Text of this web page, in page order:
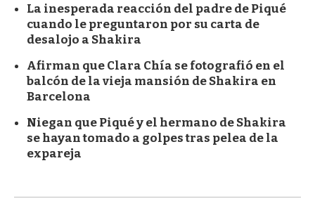
La inesperada reacción del padre de Piqué
cuando le preguntaron por su carta de
desalojo a Shakira
Afirman que Clara Chía se fotografió en el
balcón de la vieja mansión de Shakira en
Barcelona
Niegan que Piqué y el hermano de Shakira
se hayan tomado a golpes tras pelea de la
expareja